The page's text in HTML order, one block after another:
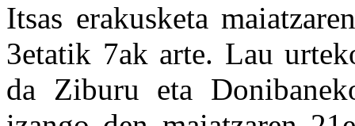
Itsas erakusketa
3etatik 7ak arte. Lau
da Ziburu eta